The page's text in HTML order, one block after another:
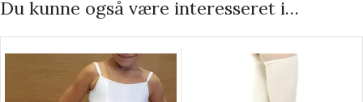
Du kunne også være interesseret i…